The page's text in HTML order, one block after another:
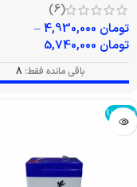
(6)
تومان
–
تومان
باقی مانده فقط: 8
تمام شد!